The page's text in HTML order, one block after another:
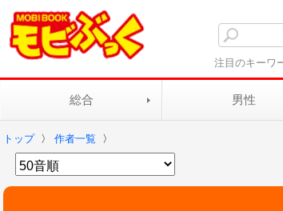
注目のキーワ
総合 男性
トップ 〉 作者一覧 〉